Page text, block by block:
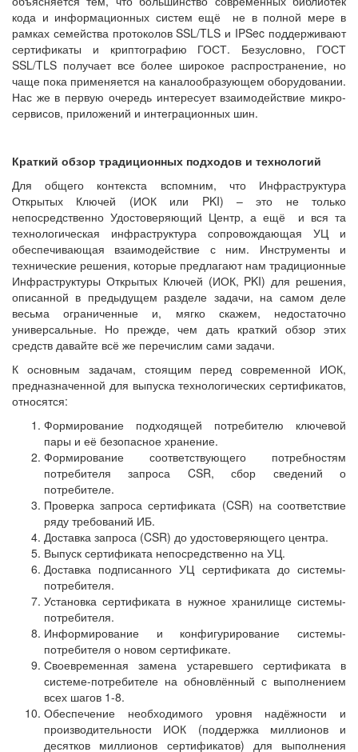
кода и информационных систем ещё не в полной мере в
рамках семейства протоколов SSL/TLS и IPSec поддерживают
сертификаты и криптографию ГОСТ. Безусловно, ГОСТ
SSL/TLS получает все более широкое распространение, но
чаще пока применяется на каналообразующем оборудовании.
Нас же в первую очередь интересует взаимодействие микро-
сервисов, приложений и интеграционных шин.
Краткий обзор традиционных подходов и технологий
Для общего контекста вспомним, что Инфраструктура
Открытых Ключей (ИОК или PKI) – это не только
непосредственно Удостоверяющий Центр, а ещё и вся та
технологическая инфраструктура сопровождающая УЦ и
обеспечивающая взаимодействие с ним. Инструменты и
технические решения, которые предлагают нам традиционные
Инфраструктуры Открытых Ключей (ИОК, PKI) для решения,
описанной в предыдущем разделе задачи, на самом деле
весьма ограниченные и, мягко скажем, недостаточно
универсальные. Но прежде, чем дать краткий обзор этих
средств давайте всё же перечислим сами задачи.
К основным задачам, стоящим перед современной ИОК,
предназначенной для выпуска технологических сертификатов,
относятся:
Формирование подходящей потребителю ключевой
пары и её безопасное хранение.
Формирование соответствующего потребностям
потребителя запроса CSR, сбор сведений о
потребителе.
Проверка запроса сертификата (CSR) на соответствие
ряду требований ИБ.
Доставка запроса (CSR) до удостоверяющего центра.
Выпуск сертификата непосредственно на УЦ.
Доставка подписанного УЦ сертификата до системы-
потребителя.
Установка сертификата в нужное хранилище системы-
потребителя.
Информирование и конфигурирование системы-
потребителя о новом сертификате.
Своевременная замена устаревшего сертификата в
системе-потребителе на обновлённый с выполнением
всех шагов 1-8.
Обеспечение необходимого уровня надёжности и
производительности ИОК (поддержка миллионов и
десятков миллионов сертификатов) для выполнения